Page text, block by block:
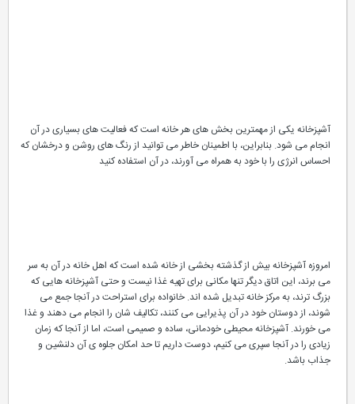
آشپزخانه یكی از مهمترین بخش های هر خانه است كه فعالیت های بسیاری در آن
انجام می شود. بنابراین، با اطمینان خاطر می توانید از رنگ های روشن و درخشان كه
احساس انرژی را با خود به همراه می آورند، در آن استفاده كنید
امروزه آشپزخانه بیش از گذشته بخشی از خانه شده است كه اهل خانه در آن به سر
می برند، این اتاق دیگر تنها مكانی برای تهیه غذا نیست و حتی آشپزخانه هایی كه
بزرگ ترند، به مركز خانه تبدیل شده اند. خانواده برای استراحت در آنجا جمع می
شوند، از دوستان خود در آن پذیرایی می كنند، تكالیف شان را انجام می دهند و غذا
می خورند. آشپزخانه محیطی خودمانی، ساده و صمیمی است، اما از آنجا كه زمان
زیادی را در آنجا سپری می كنیم، دوست داریم تا حد امكان جلوه ی آن دلنشین و
جذاب باشد.